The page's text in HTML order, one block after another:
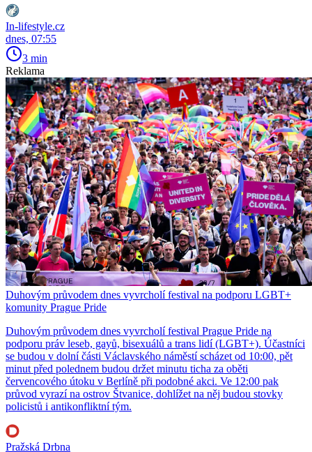
In-lifestyle.cz
dnes, 07:55
3 min
Reklama
Duhovým průvodem dnes vyvrcholí festival na podporu LGBT+
komunity Prague Pride
Duhovým průvodem dnes vyvrcholí festival Prague Pride na
podporu práv leseb, gayů, bisexuálů a trans lidí (LGBT+). Účastníci
se budou v dolní části Václavského náměstí scházet od 10:00, pět
minut před polednem budou držet minutu ticha za oběti
červencového útoku v Berlíně při podobné akci. Ve 12:00 pak
průvod vyrazí na ostrov Štvanice, dohlížet na něj budou stovky
policistů i antikonfliktní tým.
Pražská Drbna